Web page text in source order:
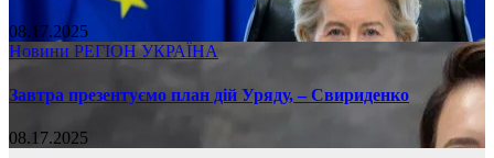
08.17.2025
Новини РЕГІОН УКРАЇНА
Завтра презентуємо план дій Уряду, – Свириденко
08.17.2025